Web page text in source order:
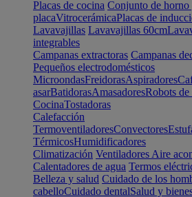
Placas de cocina Conjunto de horno
placaVitrocerámicaPlacas de
Lavavajillas Lavavajillas 60cm
integrables
Campanas extractoras Campanas
Pequeños electrodomésticos
MicroondasFreidorasAspiradores
asarBatidorasAmasadoresRobots de
CocinaTostadoras
Calefacción
TermoventiladoresConvectores
TérmicosHumidificadores
Climatización Ventiladores Aire
Calentadores de agua Termos
Belleza y salud Cuidado de los
cabelloCuidado dentalSalud y